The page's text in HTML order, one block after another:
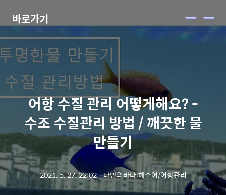
바로가기 메
뉴
어항 수질 관리 어떻게해요? -
수조 수질관리 방법 / 깨끗한 물
만들기
2021. 5. 27. 22:02ㆍ나만의바다:해수어/어항관리